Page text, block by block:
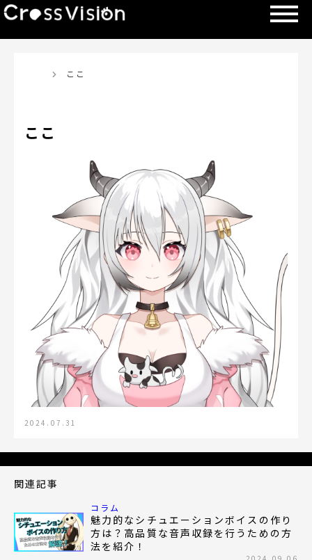
ここ
ここ
2024.07.31
関連記事
コラム
魅力的なシチュエーションボイスの作り
方は？高品質な音声収録を行うための方
法を紹介！